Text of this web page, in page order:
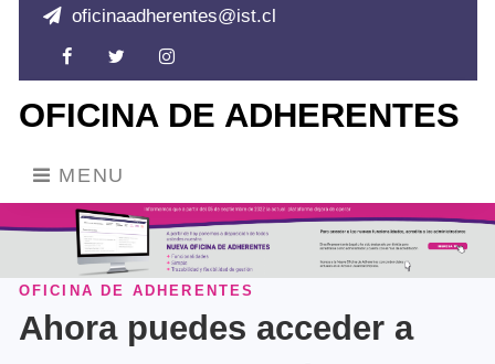
oficinaadherentes@ist.cl
FacebookTwitterInstagram
OFICINA DE ADHERENTES
OFICINA DE ADHERENTES
Ahora puedes acceder a
toda la información que